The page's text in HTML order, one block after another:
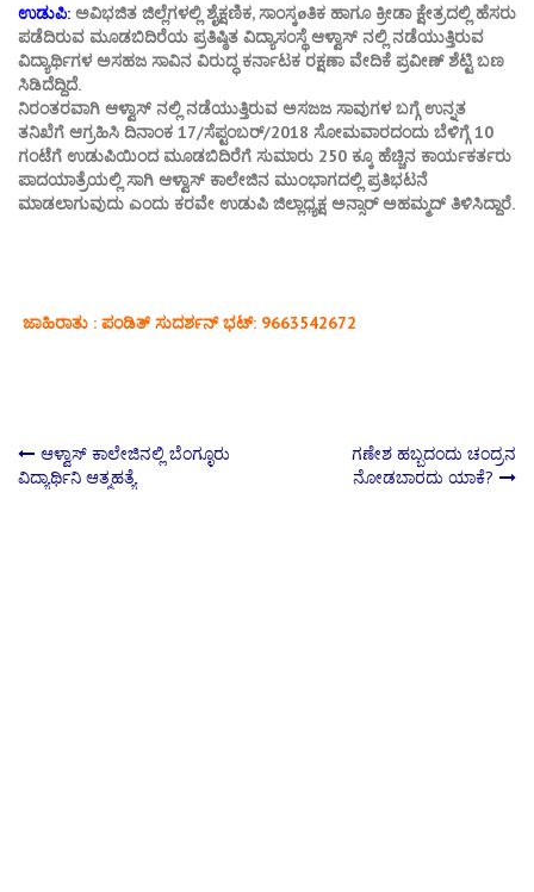
ಉಡುಪಿ: ಅವಿಭಜಿತ ಜಿಲ್ಲೆಗಳಲ್ಲಿ ಶೈಕ್ಷಣಿಕ, ಸಾಂಸ್ಕøತಿಕ ಹಾಗೂ ಕ್ರೀಡಾ ಕ್ಷೇತ್ರದಲ್ಲಿ ಹೆಸರು
ಪಡೆದಿರುವ ಮೂಡಬಿದಿರೆಯ ಪ್ರತಿಷ್ಠಿತ ವಿದ್ಯಾಸಂಸ್ಥೆ ಆಳ್ವಾಸ್ ನಲ್ಲಿ ನಡೆಯುತ್ತಿರುವ
ವಿದ್ಯಾರ್ಥಿಗಳ ಅಸಹಜ ಸಾವಿನ ವಿರುದ್ಧ ಕರ್ನಾಟಕ ರಕ್ಷಣಾ ವೇದಿಕೆ ಪ್ರವೀಣ್ ಶೆಟ್ಟಿ ಬಣ
ಸಿಡಿದೆದ್ದಿದೆ.
ನಿರಂತರವಾಗಿ ಆಳ್ವಾಸ್ ನಲ್ಲಿ ನಡೆಯುತ್ತಿರುವ ಅಸಜಜ ಸಾವುಗಳ ಬಗ್ಗೆ ಉನ್ನತ
ತನಿಖೆಗೆ ಆಗ್ರಹಿಸಿ ದಿನಾಂಕ 17/ಸೆಪ್ಟಂಬರ್/2018 ಸೋಮವಾರದಂದು ಬೆಳಿಗ್ಗೆ 10
ಗಂಟೆಗೆ ಉಡುಪಿಯಿಂದ ಮೂಡಬಿದಿರೆಗೆ ಸುಮಾರು 250 ಕ್ಕೂ ಹೆಚ್ಚಿನ ಕಾರ್ಯಕರ್ತರು
ಪಾದಯಾತ್ರೆಯಲ್ಲಿ ಸಾಗಿ ಆಳ್ವಾಸ್ ಕಾಲೇಜಿನ ಮುಂಭಾಗದಲ್ಲಿ ಪ್ರತಿಭಟನೆ
ಮಾಡಲಾಗುವುದು ಎಂದು ಕರವೇ ಉಡುಪಿ ಜಿಲ್ಲಾಧ್ಯಕ್ಷ ಅನ್ಸಾರ್ ಅಹಮ್ಮದ್ ತಿಳಿಸಿದ್ದಾರೆ.
ಜಾಹಿರಾತು : ಪಂಡಿತ್ ಸುದರ್ಶನ್ ಭಟ್: 9663542672
Post
ಆಳ್ವಾಸ್ ಕಾಲೇಜಿನಲ್ಲಿ ಬೆಂಗ್ಳೂರು
ವಿದ್ಯಾರ್ಥಿನಿ ಆತ್ಮಹತ್ಯೆ
ಗಣೇಶ ಹಬ್ಬದಂದು ಚಂದ್ರನ
ನೋಡಬಾರದು ಯಾಕೆ?